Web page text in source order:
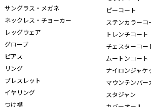
ピーコート
ステンカラーコ
トレンチコート
チェスターコー
ムートンコート
ナイロンジャケ
マウンテンパー
スタジャン
サングラス・メガネ
ネックレス・チョーカー
レッグウェア
グローブ
ピアス
リング
ブレスレット
イヤリング
つけ襟